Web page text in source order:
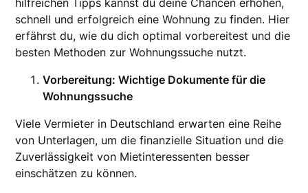
hilfreichen Tipps kannst du deine Chancen erhöhen,
schnell und erfolgreich eine Wohnung zu finden. Hier
erfährst du, wie du dich optimal vorbereitest und die
besten Methoden zur Wohnungssuche nutzt.
Vorbereitung: Wichtige Dokumente für die
Wohnungssuche
Viele Vermieter in Deutschland erwarten eine Reihe
von Unterlagen, um die finanzielle Situation und die
Zuverlässigkeit von Mietinteressenten besser
einschätzen zu können.